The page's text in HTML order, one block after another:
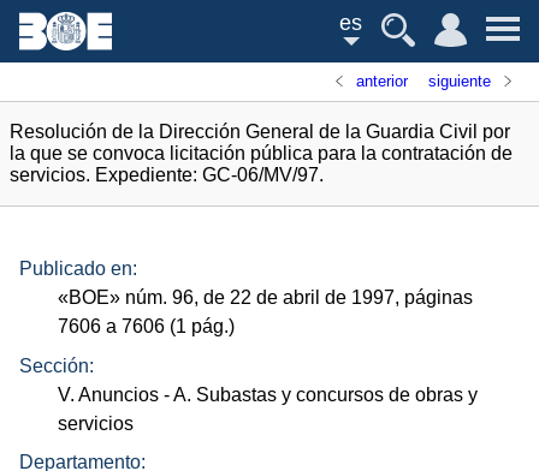
es
anterior siguiente
Resolución de la Dirección General de la Guardia Civil por
la que se convoca licitación pública para la contratación de
servicios. Expediente: GC-06/MV/97.
Publicado en:
«BOE» núm. 96, de 22 de abril de 1997, páginas
7606 a 7606 (1 pág.)
Sección:
V. Anuncios - A. Subastas y concursos de obras y
servicios
Departamento: